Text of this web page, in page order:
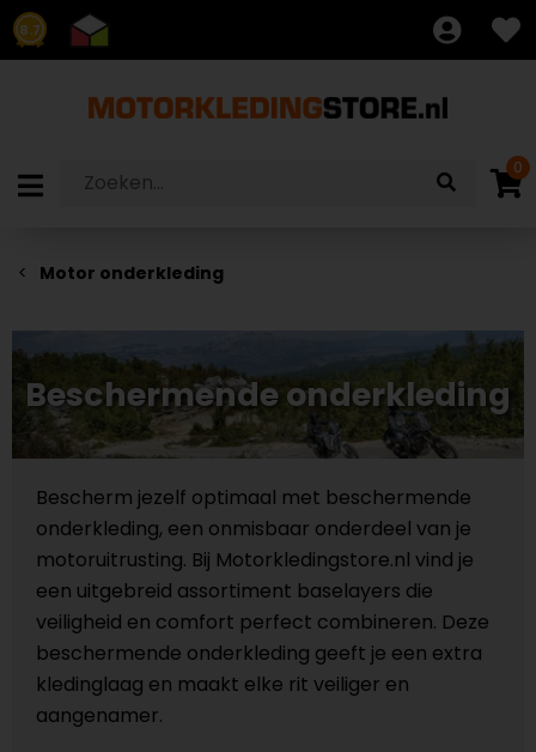
8.7
0
Motor onderkleding
Beschermende onderkleding
Bescherm jezelf optimaal met beschermende
onderkleding, een onmisbaar onderdeel van je
motoruitrusting. Bij Motorkledingstore.nl vind je
een uitgebreid assortiment baselayers die
veiligheid en comfort perfect combineren. Deze
beschermende onderkleding geeft je een extra
kledinglaag en maakt elke rit veiliger en
aangenamer.